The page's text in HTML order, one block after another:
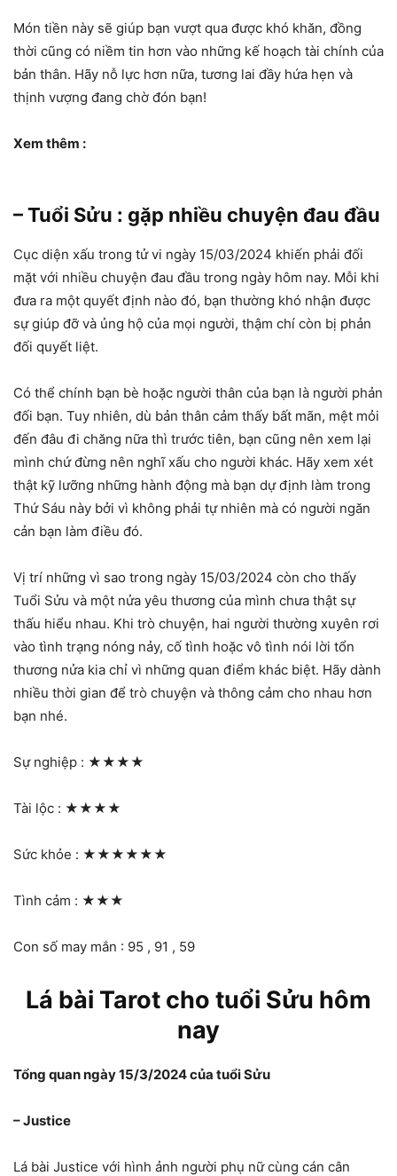
Món tiền này sẽ giúp bạn vượt qua được khó khăn, đồng
thời cũng có niềm tin hơn vào những kế hoạch tài chính của
bản thân. Hãy nỗ lực hơn nữa, tương lai đầy hứa hẹn và
thịnh vượng đang chờ đón bạn!
Xem thêm :
– Tuổi Sửu : gặp nhiều chuyện đau đầu
Cục diện xấu trong tử vi ngày 15/03/2024 khiến phải đối
mặt với nhiều chuyện đau đầu trong ngày hôm nay. Mỗi khi
đưa ra một quyết định nào đó, bạn thường khó nhận được
sự giúp đỡ và ủng hộ của mọi người, thậm chí còn bị phản
đối quyết liệt.
Có thể chính bạn bè hoặc người thân của bạn là người phản
đối bạn. Tuy nhiên, dù bản thân cảm thấy bất mãn, mệt mỏi
đến đâu đi chăng nữa thì trước tiên, bạn cũng nên xem lại
mình chứ đừng nên nghĩ xấu cho người khác. Hãy xem xét
thật kỹ lưỡng những hành động mà bạn dự định làm trong
Thứ Sáu này bởi vì không phải tự nhiên mà có người ngăn
cản bạn làm điều đó.
Vị trí những vì sao trong ngày 15/03/2024 còn cho thấy
Tuổi Sửu và một nửa yêu thương của mình chưa thật sự
thấu hiểu nhau. Khi trò chuyện, hai người thường xuyên rơi
vào tình trạng nóng nảy, cố tình hoặc vô tình nói lời tổn
thương nửa kia chỉ vì những quan điểm khác biệt. Hãy dành
nhiều thời gian để trò chuyện và thông cảm cho nhau hơn
bạn nhé.
Sự nghiệp : ★★★★
Tài lộc : ★★★★
Sức khỏe : ★★★★★★
Tình cảm : ★★★
Con số may mắn : 95 , 91 , 59
Lá bài Tarot cho tuổi Sửu hôm
nay
Tổng quan ngày 15/3/2024 của tuổi Sửu
– Justice
Lá bài Justice với hình ảnh người phụ nữ cùng cán cân